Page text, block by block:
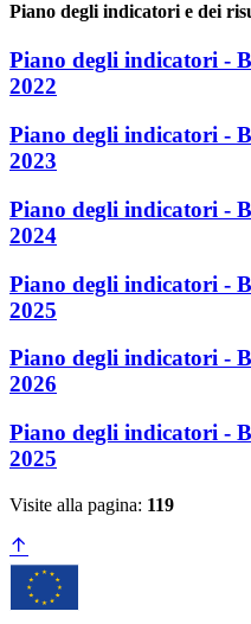
Piano degli indicatori e dei
Piano degli indicatori -
2022
Piano degli indicatori -
2023
Piano degli indicatori -
2024
Piano degli indicatori -
2025
Piano degli indicatori -
2026
Piano degli indicatori -
2025
Visite alla pagina: 119